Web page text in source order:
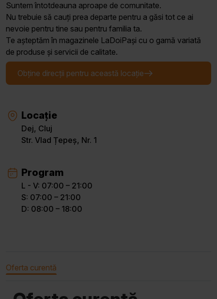
Suntem întotdeauna aproape de comunitate.
Nu trebuie să cauți prea departe pentru a găsi tot ce ai
nevoie pentru tine sau pentru familia ta.
Te așteptăm în magazinele LaDoiPași cu o gamă variată
de produse și servicii de calitate.
Obține direcții pentru această locație
Locație
Dej, Cluj
Str. Vlad Țepeș, Nr. 1
Program
L - V: 07:00 – 21:00
S: 07:00 – 21:00
D: 08:00 – 18:00
Oferta curentă